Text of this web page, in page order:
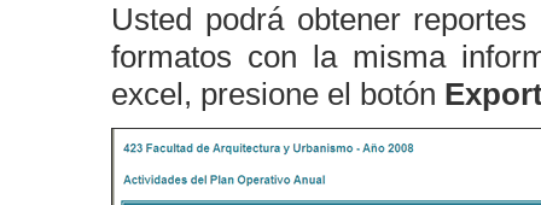
Usted podrá obtener
formatos con la misma
excel, presione el botón